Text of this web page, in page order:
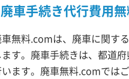
車手続き代行費用
無料.comは、廃車に関す
す。廃車手続きは、都道
ます。廃車無料.comでは